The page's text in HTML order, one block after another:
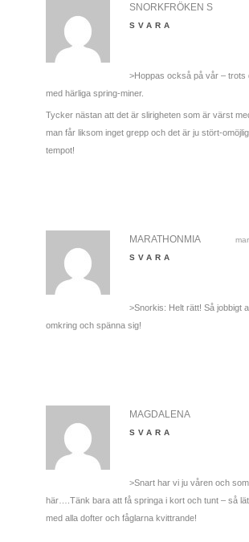
SNORKFRÖKEN S
SVARA
>Hoppas också på vår – trots
med härliga spring-miner.
Tycker nästan att det är slirigheten som är värst
man får liksom inget grepp och det är ju stört-
tempot!
MARATHONMIA
SVARA
>Snorkis: Helt rätt! Så jobbigt
omkring och spänna sig!
MAGDALENA
SVARA
>Snart har vi ju våren och
här….Tänk bara att få springa i kort och tunt – så
med alla dofter och fåglarna kvittrande!